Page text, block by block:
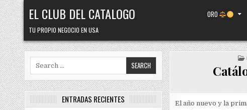
Skip
to
content
EL CLUB DEL CATALOGO
TU PROPIO NEGOCIO EN USA
ORO
ENTRADAS RECIENTES El año nuevo y la